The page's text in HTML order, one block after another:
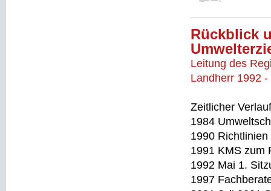
Rückblick
Leitung des
Landherr 1992 -
Zeitlicher
1984
1990
1991 KMS zum
1992 Mai 1.
1997